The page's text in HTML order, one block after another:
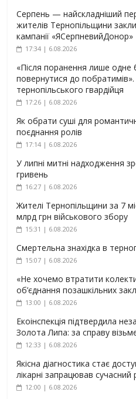
Серпень — найскладніший
жителів Тернопільщини
кампанії «ЯСерпневийДонор»
17:34 | 6.08.2026
«Після поранення лише одне
повернутися до побратимів».
тернопільського гвардійця
17:26 | 6.08.2026
Як обрати суші для
поєднання ролів
17:14 | 6.08.2026
У липні митні надходження
гривень
16:27 | 6.08.2026
Жителі Тернопільщини за 7
млрд грн військового збору
15:31 | 6.08.2026
Смертельна знахідка в
15:07 | 6.08.2026
«Не хочемо втратити
об’єднання позашкільних
13:00 | 6.08.2026
Екоінспекція підтвердила
Золота Липа: за справу
12:33 | 6.08.2026
Якісна діагностика стає
лікарні запрацював сучасний
12:00 | 6.08.2026